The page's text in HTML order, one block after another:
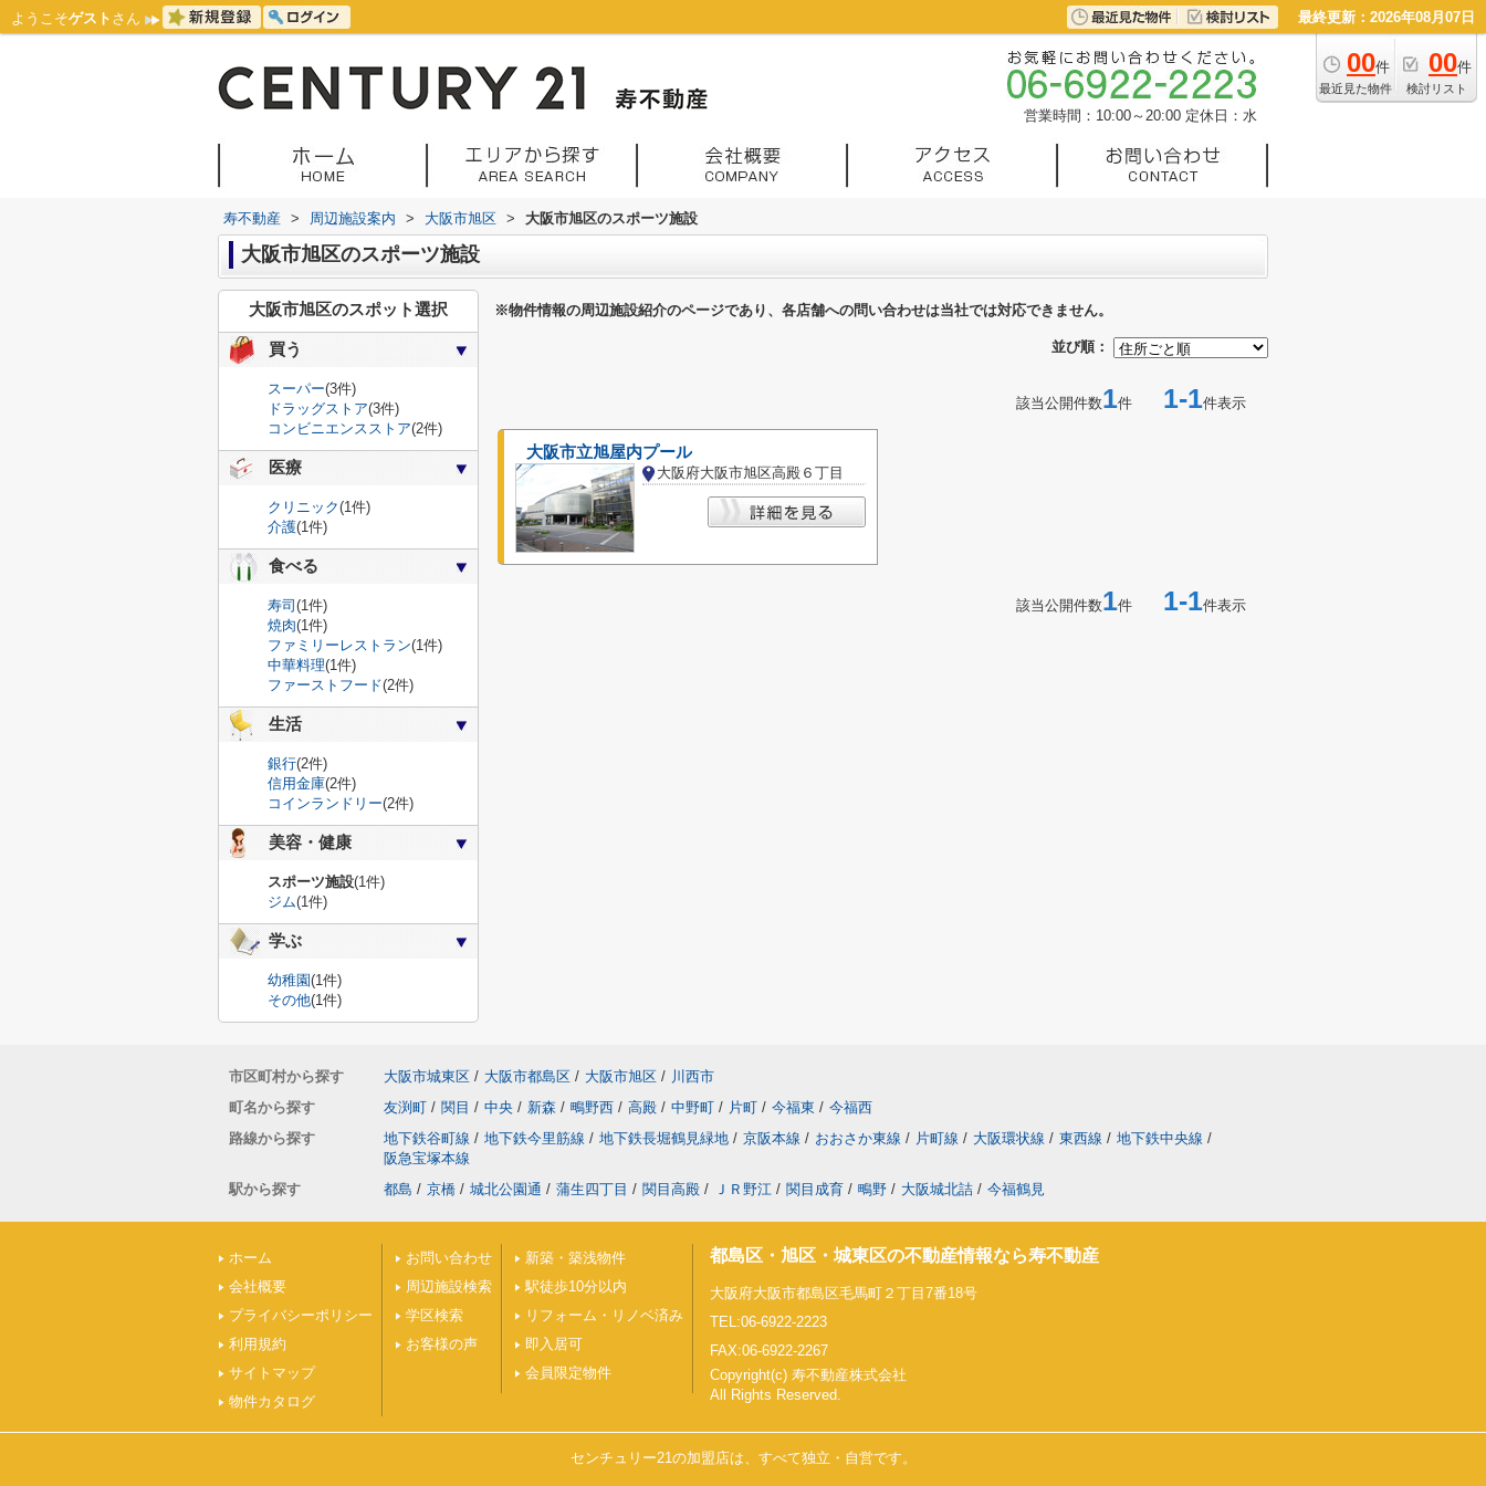
ようこそゲスト さん 最終更新：2026年08月07日
00件
最近見た物件
00件
検討リスト
営業時間：10:00～20:00 定休日：水
寿不動産 > 周辺施設案内 > 大阪市旭区 > 大阪市旭区のスポーツ施設
大阪市旭区のスポーツ施設
※物件情報の周辺施設紹介のページであり、各店舗への問い合わせは当社では対応できません。
並び順：
該当公開件数1件 1-1件表示
大阪市立旭屋内プール
大阪府大阪市旭区高殿６丁目
該当公開件数1件 1-1件表示
大阪市旭区のスポット選択
買う
スーパー(3件)
ドラッグストア(3件)
コンビニエンスストア(2件)
医療
クリニック(1件)
介護(1件)
食べる
寿司 (1件)
焼肉(1件)
ファミリーレストラン(1件)
中華料理(1件)
ファーストフード(2件)
生活
銀行(2件)
信用金庫(2件)
コインランドリー(2件)
美容・健康
スポーツ施設(1件)
ジム(1件)
学ぶ
幼稚園(1件)
その他(1件)
市区町村から探す 大阪市城東区 / 大阪市都島区 / 大阪市旭区 / 川西市
町名から探す
友渕町 / 関目 / 中央 / 新森 / 鴫野西 / 高殿 / 中野町 / 片町 / 今福東 / 今福西
路線から探す
地下鉄谷町線 / 地下鉄今里筋線 / 地下鉄長堀鶴見緑地 / 京阪本線 / おおさか東線 / 片町線 / 大阪環状線 / 東西線 / 地下鉄中央線 /
阪急宝塚本線
駅から探す
都島 / 京橋 / 城北公園通 / 蒲生四丁目 / 関目高殿 / ＪＲ野江 / 関目成育 / 鴫野 / 大阪城北詰 / 今福鶴見
ホーム
会社概要
プライバシーポリシー
利用規約
サイトマップ
物件カタログ
お問い合わせ
周辺施設検索
学区検索
お客様の声
新築・築浅物件
駅徒歩10分以内
リフォーム・リノベ済み
即入居可
会員限定物件
都島区・旭区・城東区の不動産情報なら寿不動産
大阪府大阪市都島区毛馬町２丁目7番18号
TEL:06-6922-2223
FAX:06-6922-2267
Copyright(c) 寿不動産株式会社
All Rights Reserved.
センチュリー21の加盟店は、すべて独立・自営です。